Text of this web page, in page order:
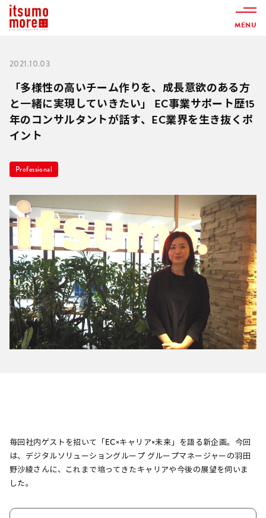
MENU
2021.10.03
「多様性の高いチーム作りを、成長意欲のある方
と一緒に実現していきたい」 EC事業サポート歴15
年のコンサルタントが話す、EC業界を生き抜くポ
イント
Professional
毎回社内ゲストを招いて「EC×キャリア×未来」を語る新企画。今回
は、デジタルソリューショングループ グループマネージャーの羽田
野沙綾さんに、これまで培ってきたキャリアや今後の展望を伺いま
した。